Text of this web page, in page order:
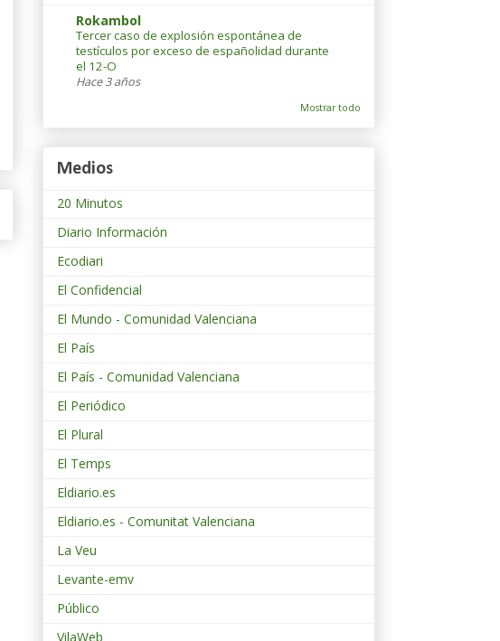
Rokambol
Tercer caso de explosión espontánea de
testículos por exceso de españolidad durante
el 12-O
Hace 3 años
Mostrar todo
Medios
20 Minutos
Diario Información
Ecodiari
El Confidencial
El Mundo - Comunidad Valenciana
El País
El País - Comunidad Valenciana
El Periódico
El Plural
El Temps
Eldiario.es
Eldiario.es - Comunitat Valenciana
La Veu
Levante-emv
Público
VilaWeb